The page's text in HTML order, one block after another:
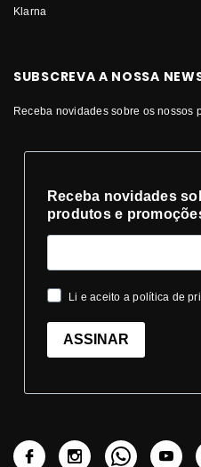
Klarna
SUBSCREVA A NOSSA
Receba novidades sobre os nossos
Receba novidades
produtos e
Li e aceito a política de
ASSINAR